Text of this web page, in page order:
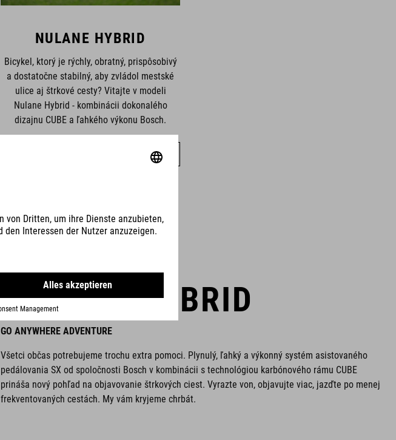
NULANE HYBRID
Bicykel, ktorý je rýchly, obratný, prispôsobivý
a dostatočne stabilný, aby zvládol mestské
ulice aj štrkové cesty? Vitajte v modeli
Nulane Hybrid - kombinácii dokonalého
dizajnu CUBE a ľahkého výkonu Bosch.
NUROAD HYBRID
GO ANYWHERE ADVENTURE
Všetci občas potrebujeme trochu extra pomoci. Plynulý, ľahký a výkonný systém asistovaného
pedálovania SX od spoločnosti Bosch v kombinácii s technológiou karbónového rámu CUBE
prináša nový pohľad na objavovanie štrkových ciest. Vyrazte von, objavujte viac, jazďte po menej
frekventovaných cestách. My vám kryjeme chrbát.